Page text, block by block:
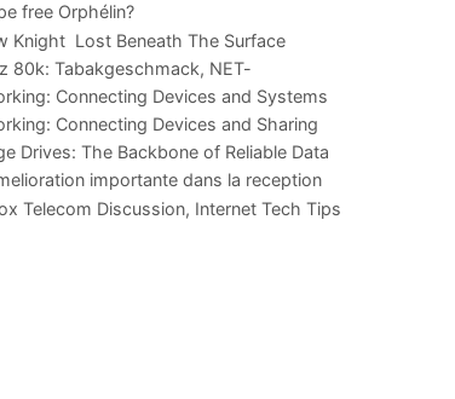
free Orphélin?
Knight  Lost Beneath The Surface
80k: Tabakgeschmack, NET-
und Leistung im
Connecting Devices and Systems
Connecting Devices and Sharing
Drives: The Backbone of Reliable Data
importante dans la reception
Telecom Discussion, Internet Tech Tips